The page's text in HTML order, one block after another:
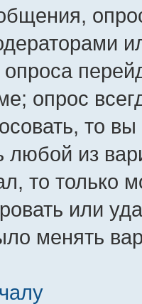
опрос
то
любой из
то только
или
менять